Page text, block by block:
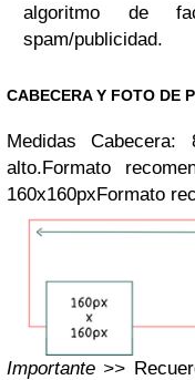
algoritmo de
spam/publicidad.
CABECERA Y FOTO DE
Medidas
alto.Formato
160x160pxFormato
Importante >>